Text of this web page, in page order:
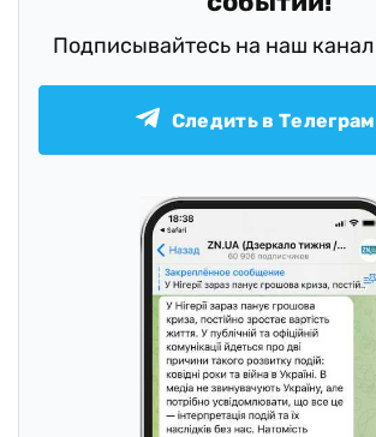
Подписывайтесь на наш канал
Следить в